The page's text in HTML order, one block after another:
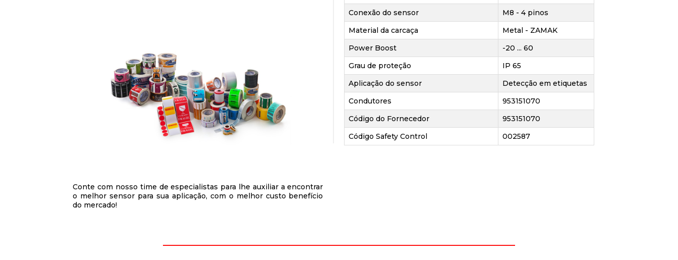
Conte com nosso time de especialistas para lhe auxiliar a encontrar
o melhor sensor para sua aplicação, com o melhor custo benefício
do mercado!
Conexão do sensor
M8 - 4 pinos
Material da carcaça
Metal - ZAMAK
Power Boost
-20 ... 60
Grau de proteção
IP 65
Aplicação do sensor
Detecção em etiquetas
Condutores
953151070
Código do Fornecedor
953151070
Código Safety Control
002587